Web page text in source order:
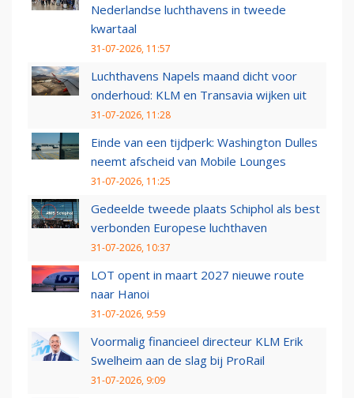
Nederlandse luchthavens in tweede
kwartaal
31-07-2026, 11:57
Luchthavens Napels maand dicht voor
onderhoud: KLM en Transavia wijken uit
31-07-2026, 11:28
Einde van een tijdperk: Washington Dulles
neemt afscheid van Mobile Lounges
31-07-2026, 11:25
Gedeelde tweede plaats Schiphol als best
verbonden Europese luchthaven
31-07-2026, 10:37
LOT opent in maart 2027 nieuwe route
naar Hanoi
31-07-2026, 9:59
Voormalig financieel directeur KLM Erik
Swelheim aan de slag bij ProRail
31-07-2026, 9:09